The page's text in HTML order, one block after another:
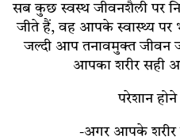
सब कुछ स्वस्थ जीवनशैली पर
जीते हैं, वह आपके स्वास्थ्य पर
जल्दी आप तनावमुक्त जीवन
आपका शरीर सही
परेशान
-अगर आपके शरीर